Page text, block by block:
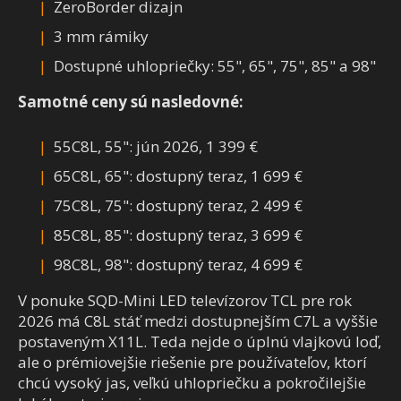
ZeroBorder dizajn
3 mm rámiky
Dostupné uhlopriečky: 55", 65", 75", 85" a 98"
Samotné ceny sú nasledovné:
55C8L, 55": jún 2026, 1 399 €
65C8L, 65": dostupný teraz, 1 699 €
75C8L, 75": dostupný teraz, 2 499 €
85C8L, 85": dostupný teraz, 3 699 €
98C8L, 98": dostupný teraz, 4 699 €
V ponuke SQD-Mini LED televízorov TCL pre rok
2026 má C8L stáť medzi dostupnejším C7L a vyššie
postaveným X11L. Teda nejde o úplnú vlajkovú loď,
ale o prémiovejšie riešenie pre používateľov, ktorí
chcú vysoký jas, veľkú uhlopriečku a pokročilejšie